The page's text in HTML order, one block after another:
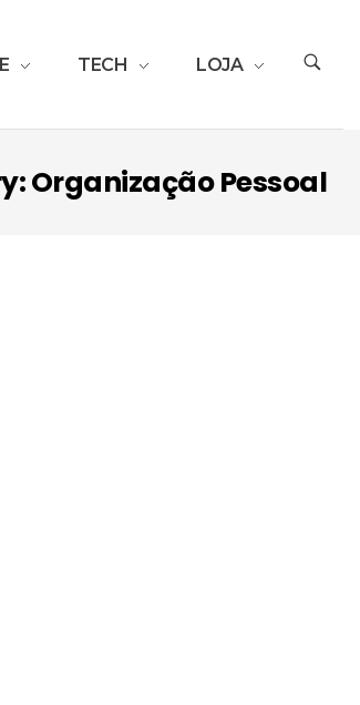
TECH LOJA
Organização Pessoal